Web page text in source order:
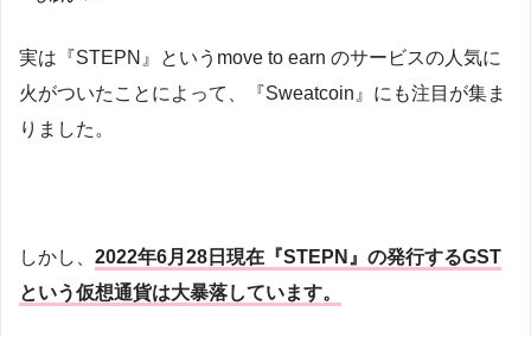
実は『STEPN』というmove to earn のサービスの人気に
火がついたことによって、『Sweatcoin』にも注目が集ま
りました。
しかし、 2022年6月28日現在『STEPN』の発行するGST
という仮想通貨は大暴落しています。